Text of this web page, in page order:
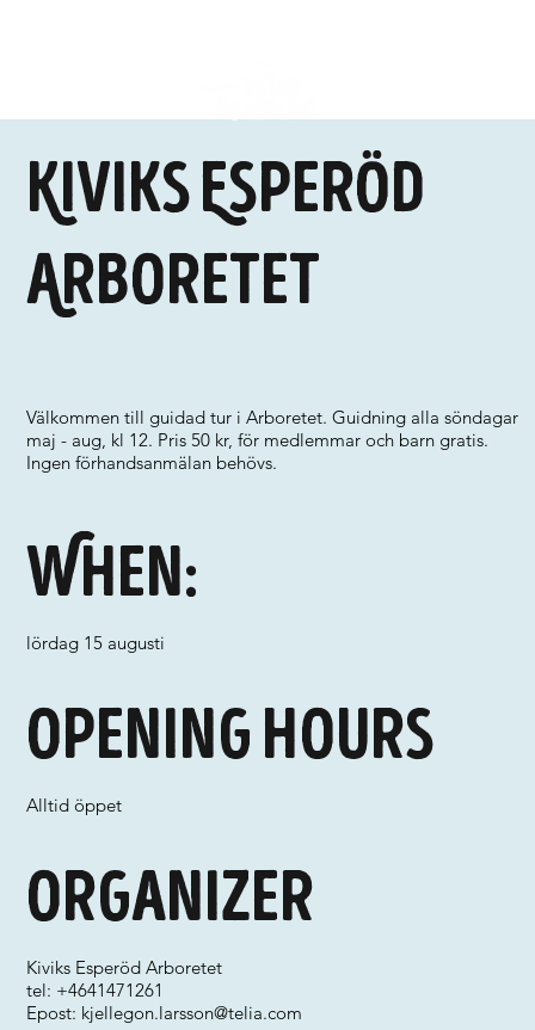
Kiviks Esperöd
Arboretet
Välkommen till guidad tur i Arboretet. Guidning alla söndagar
maj - aug, kl 12. Pris 50 kr, för medlemmar och barn gratis.
Ingen förhandsanmälan behövs.
When:
lördag 15 augusti
Organizer
Kiviks Esperöd Arboretet
tel: +4641471261
Epost: kjellegon.larsson@telia.com
Opening hours
Alltid öppet